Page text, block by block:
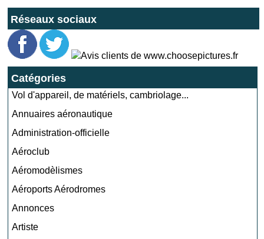
Réseaux sociaux
Catégories
Vol d'appareil, de matériels, cambriolage...
Annuaires aéronautique
Administration-officielle
Aéroclub
Aéromodèlismes
Aéroports Aérodromes
Annonces
Artiste